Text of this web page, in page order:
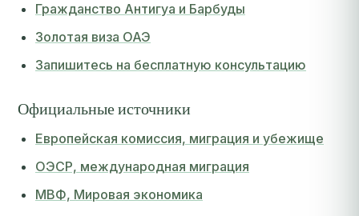
Гражданство Антигуа и Барбуды
Золотая виза ОАЭ
Запишитесь на бесплатную консультацию
Официальные источники
Европейская комиссия, миграция и убежище
ОЭСР, международная миграция
МВФ, Мировая экономика